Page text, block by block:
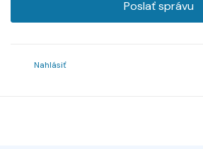
Poslať správu
Nahlásiť